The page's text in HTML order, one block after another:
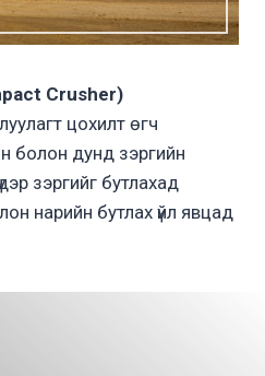
Crusher)
цохилт өгч
болон дунд зэргийн
зэргийг бутлахад
нарийн бутлах үйл явцад